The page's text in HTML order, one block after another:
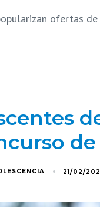
ofertas
21/02/